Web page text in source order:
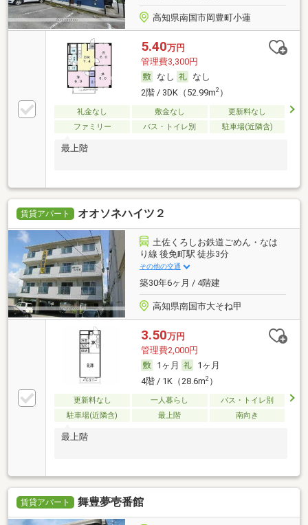
高知県南国市岡豊町小蓮
5.40万円
管理費3,300円
なし
なし
2階 / 3DK（52.99m2）
礼金なし 敷金なし
更新料なし
ファミリー
バス・トイレ別 駐車場(近隣含)
最上階
賃貸アパート オオソネハイツ２
土佐くろしお鉄道ごめん・なは
り線 後免町駅 徒歩3分
その他の交通
築30年6ヶ月 / 4階建
高知県南国市大そね甲
3.50万円
管理費2,000円
1ヶ月
1ヶ月
4階 / 1K（28.6m2）
更新料なし 一人暮らし
バス・トイレ別
駐車場(近隣含)
最上階 南向き
最上階
賃貸アパート 舞豊夢壱番館